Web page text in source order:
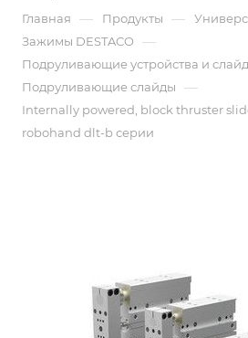
Главная — Продукты —
Зажимы DESTACO —
Подруливающие устройства и
Подруливающие слайды —
Internally powered, block thruster
robohand dlt-b серии